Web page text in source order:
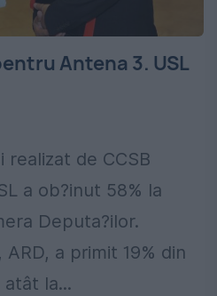
Antena 3. USL
de CCSB
a ob?inut 58% la
Deputa?ilor.
a primit 19% din
la...